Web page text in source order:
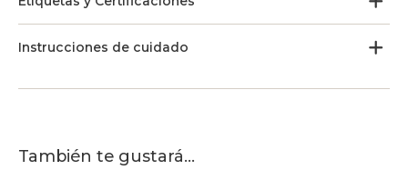
Instrucciones de cuidado
También te gustará...